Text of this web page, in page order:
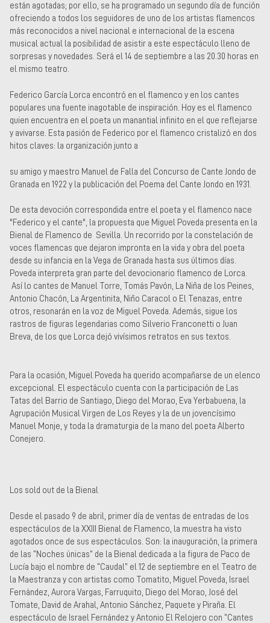
están agotadas; por ello, se ha programado un segundo día de función
ofreciendo a todos los seguidores de uno de los artistas flamencos
más reconocidos a nivel nacional e internacional de la escena
musical actual la posibilidad de asistir a este espectáculo lleno de
sorpresas y novedades. Será el 14 de septiembre a las 20.30 horas en
el mismo teatro.
Federico García Lorca encontró en el flamenco y en los cantes
populares una fuente inagotable de inspiración. Hoy es el flamenco
quien encuentra en el poeta un manantial infinito en el que reflejarse
y avivarse. Esta pasión de Federico por el flamenco cristalizó en dos
hitos claves: la organización junto a
su amigo y maestro Manuel de Falla del Concurso de Cante Jondo de
Granada en 1922 y la publicación del Poema del Cante Jondo en 1931.
De esta devoción correspondida entre el poeta y el flamenco nace
"Federico y el cante", la propuesta que Miguel Poveda presenta en la
Bienal de Flamenco de Sevilla. Un recorrido por la constelación de
voces flamencas que dejaron impronta en la vida y obra del poeta
desde su infancia en la Vega de Granada hasta sus últimos días.
Poveda interpreta gran parte del devocionario flamenco de Lorca.
Así lo cantes de Manuel Torre, Tomás Pavón, La Niña de los Peines,
Antonio Chacón, La Argentinita, Niño Caracol o El Tenazas, entre
otros, resonarán en la voz de Miguel Poveda. Además, sigue los
rastros de figuras legendarias como Silverio Franconetti o Juan
Breva, de los que Lorca dejó vivísimos retratos en sus textos.
Para la ocasión, Miguel Poveda ha querido acompañarse de un elenco
excepcional. El espectáculo cuenta con la participación de Las
Tatas del Barrio de Santiago, Diego del Morao, Eva Yerbabuena, la
Agrupación Musical Virgen de Los Reyes y la de un jovencísimo
Manuel Monje, y toda la dramaturgia de la mano del poeta Alberto
Conejero.
Los sold out de la Bienal
Desde el pasado 9 de abril, primer día de ventas de entradas de los
espectáculos de la XXIII Bienal de Flamenco, la muestra ha visto
agotados once de sus espectáculos. Son: la inauguración, la primera
de las “Noches únicas” de la Bienal dedicada a la figura de Paco de
Lucía bajo el nombre de “Caudal” el 12 de septiembre en el Teatro de
la Maestranza y con artistas como Tomatito, Miguel Poveda, Israel
Fernández, Aurora Vargas, Farruquito, Diego del Morao, José del
Tomate, David de Arahal, Antonio Sánchez, Paquete y Piraña. El
espectáculo de Israel Fernández y Antonio El Relojero con “Cantes